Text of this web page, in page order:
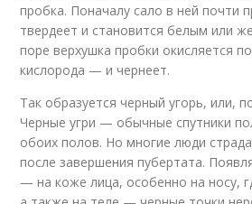
пробка. Поначалу сало в ней почти
твердеет и становится белым или
поре верхушка пробки окисляется
кислорода — и чернеет.
Так образуется черный угорь, или,
Черные угри — обычные спутники
обоих полов. Но многие люди
после завершения пубертата.
— на коже лица, особенно на носу,